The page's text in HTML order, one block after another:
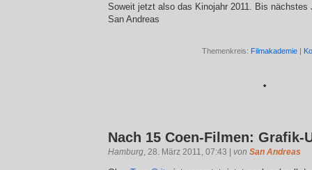
Soweit jetzt also das Kinojahr 2011. Bis nächstes
San Andreas
Themenkreis: Filmakademie |
*
Nach 15 Coen-Filmen: Grafik-
Hamburg, 28. März 2011, 07:43 | von San Andreas